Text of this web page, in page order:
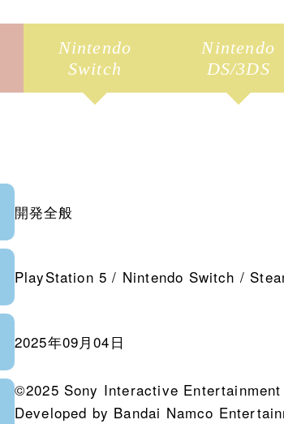
Nintendo
Switch
Nintendo
DS/3DS
開発全般
PlayStation 5 / Nintendo Switch /
2025年09月04日
©2025 Sony Interactive
Developed by Bandai Namco